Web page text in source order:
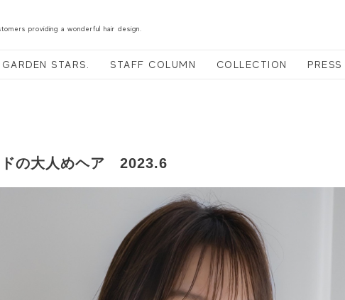
providing a wonderful hair design.
GARDEN STARS. STAFF COLUMN COLLECTION PRESS
ドの大人めヘア 2023.6